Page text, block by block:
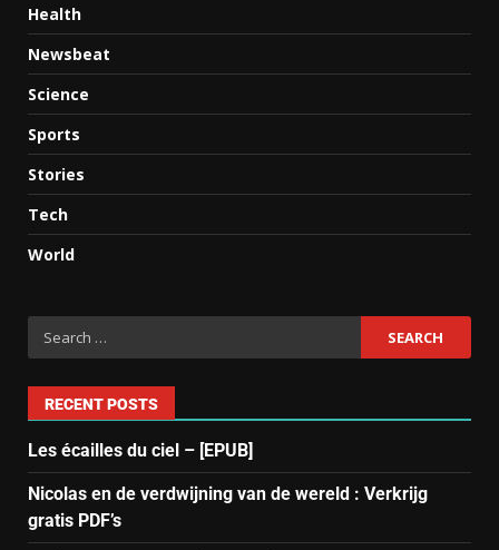
Health
Newsbeat
Science
Sports
Stories
Tech
World
RECENT POSTS
Les écailles du ciel – [EPUB]
Nicolas en de verdwijning van de wereld : Verkrijg
gratis PDF’s